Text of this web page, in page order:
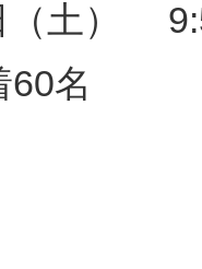
（土）
60名